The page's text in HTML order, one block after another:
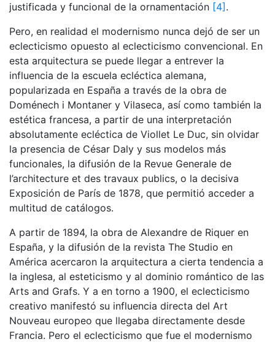
justificada y funcional de la ornamentación [4] .
Pero, en realidad el modernismo nunca dejó de ser un
eclecticismo opuesto al eclecticismo convencional. En
esta arquitectura se puede llegar a entrever la
influencia de la escuela ecléctica alemana,
popularizada en España a través de la obra de
Doménech i Montaner y Vilaseca, así como también la
estética francesa, a partir de una interpretación
absolutamente ecléctica de Viollet Le Duc, sin olvidar
la presencia de César Daly y sus modelos más
funcionales, la difusión de la Revue Generale de
l’architecture et des travaux publics, o la decisiva
Exposición de París de 1878, que permitió acceder a
multitud de catálogos.
A partir de 1894, la obra de Alexandre de Riquer en
España, y la difusión de la revista The Studio en
América acercaron la arquitectura a cierta tendencia a
la inglesa, al esteticismo y al dominio romántico de las
Arts and Grafs. Y a en torno a 1900, el eclecticismo
creativo manifestó su influencia directa del Art
Nouveau europeo que llegaba directamente desde
Francia. Pero el eclecticismo que fue el modernismo